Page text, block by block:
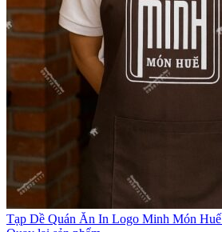
Tạp Dề Quán Ăn In Logo Minh Món Huế